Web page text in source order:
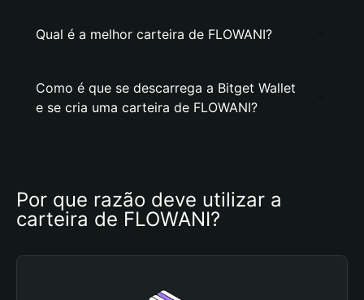
Qual é a melhor carteira de FLOWANI?
Como é que se descarrega a Bitget Wallet
e se cria uma carteira de FLOWANI?
Por que razão deve utilizar a
carteira de FLOWANI?